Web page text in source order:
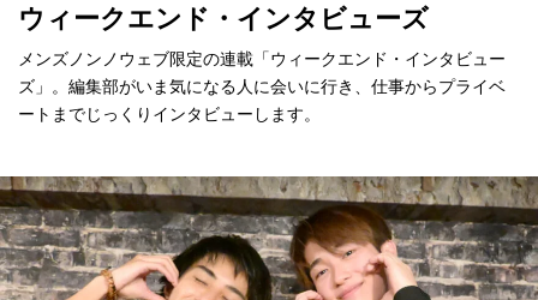
ウィークエンド・インタビューズ
メンズノンノウェブ限定の連載「ウィークエンド・インタビュー
ズ」。編集部がいま気になる人に会いに行き、仕事からプライベ
ートまでじっくりインタビューします。